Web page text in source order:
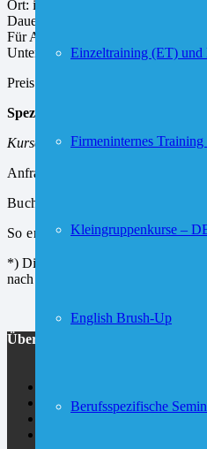
Einzeltraining (ET)
Firmeninternes
Kleingruppenkurse –
English Brush-Up
Berufsspezifische
Ort: inlingua Sprachencenter,
Dauer: 4-5 Monate, einmal pro
Für Anfänger und fortgeschrittene
Unterricht: in kleinen Gruppen (2-6
Preis: ab EUR 179,- pro Person
Spezielles Angebot
: Wenn Sie
Kurse beginnen laufend – bitte
Anfragen:
Buchung: persönlich nach
So erreichen Sie das
*) Dieses Angebot gilt für maximal
nach der Anzahl der Teilnehmer.
Über uns
Jobs
Kontaktformular